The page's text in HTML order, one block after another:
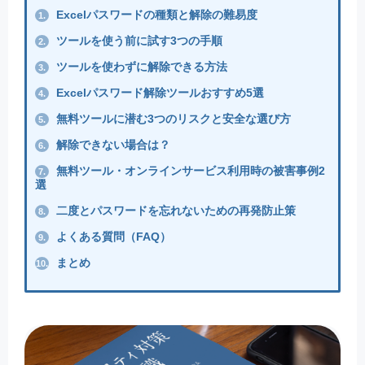
1. Excelパスワードの種類と解除の難易度
2. ツールを使う前に試す3つの手順
3. ツールを使わずに解除できる方法
4. Excelパスワード解除ツールおすすめ5選
5. 無料ツールに潜む3つのリスクと安全な選び方
6. 解除できない場合は？
7.
無料ツール・オンラインサービス利用時の被害事例2
選
8. 二度とパスワードを忘れないための再発防止策
9. よくある質問（FAQ）
10. まとめ